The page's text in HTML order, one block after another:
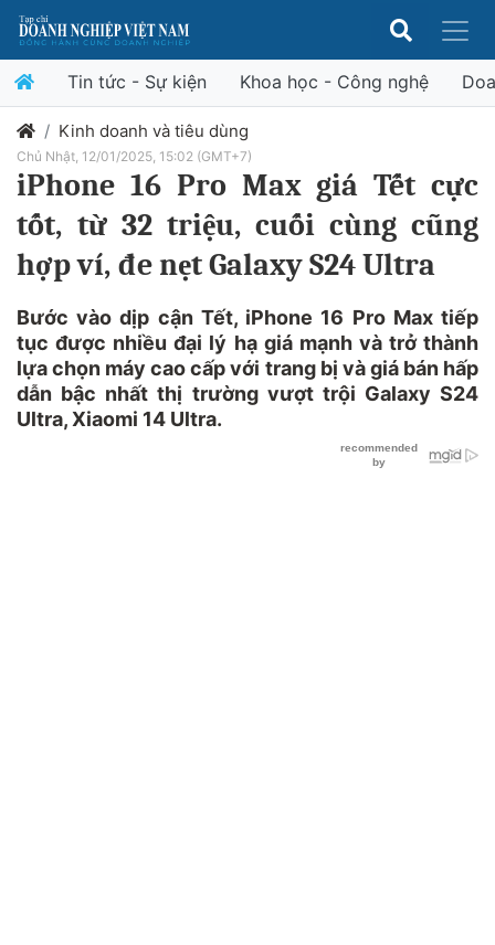
Tin tức - Sự kiện Khoa học - Công nghệ
Kinh doanh và tiêu dùng
Chủ Nhật, 12/01/2025, 15:02 (GMT+7)
iPhone 16 Pro Max giá Tết cực
tốt, từ 32 triệu, cuối cùng cũng
hợp ví, đe nẹt Galaxy S24 Ultra
Bước vào dịp cận Tết, iPhone 16 Pro Max tiếp
tục được nhiều đại lý hạ giá mạnh và trở thành
lựa chọn máy cao cấp với trang bị và giá bán hấp
dẫn bậc nhất thị trường vượt trội Galaxy S24
Ultra, Xiaomi 14 Ultra.